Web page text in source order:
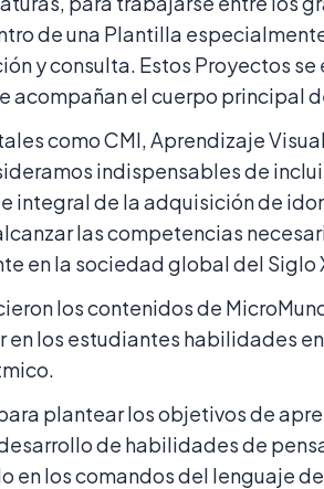
de una Plantilla
y consulta. Estos Proyectos se
acompañan el cuerpo principal
como CMI, Aprendizaje
indispensables de
integral de la adquisición de
las competencias
en la sociedad global del Siglo
los contenidos de
los estudiantes habilidades
plantear los objetivos de
de habilidades de
en los comandos del lenguaje